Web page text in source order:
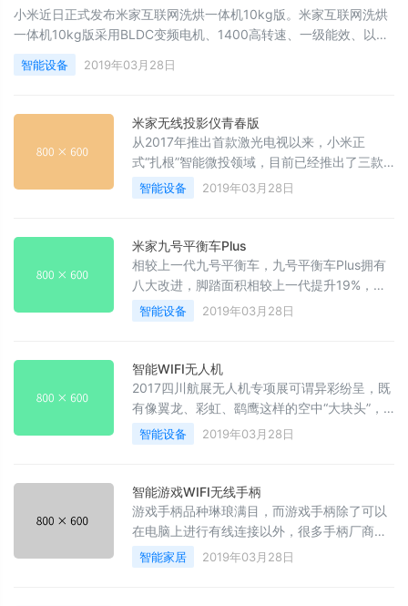
小米近日正式发布米家互联网洗烘一体机10kg版。米家互联网洗烘
一体机10kg版采用BLDC变频电机、1400高转速、一级能效、以及
包含智能空气洗在内的21种洗涤模式，性能强劲、功能齐全。
智能设备 2019年03月28日
米家无线投影仪青春版
从2017年推出首款激光电视以来，小米正
式“扎根”智能微投领域，目前已经推出了三款
家用投影产品，其中9999元的激光电视主要针
对的还是高端家庭用户，而米家投影仪系列的
体
智能设备 2019年03月28日
米家九号平衡车Plus
相较上一代九号平衡车，九号平衡车Plus拥有
八大改进，脚踏面积相较上一代提升19%，底
盘高度离地增加17%，采用11英寸高性能防滑
胎，新一代平衡车电机功率为800W。
智能设备 2019年03月28日
智能WIFI无人机
2017四川航展无人机专项展可谓异彩纷呈，既
有像翼龙、彩虹、鹞鹰这样的空中“大块头”，
也有新晋的太阳能Wifi无人机、以及貌似怪兽
的软体无人机。更多的，当然还是应用范围涵
款式工业无人机，以及与此相关的行业上下游
企业。
智能设备 2019年03月28日
智能游戏WIFI无线手柄
游戏手柄品种琳琅满目，而游戏手柄除了可以
在电脑上进行有线连接以外，很多手柄厂商也
设计出了无线连接的手柄，毕竟厂商和消费者
心知肚明：无线才是未来。与手机去除掉耳机
智能家居 2019年03月28日